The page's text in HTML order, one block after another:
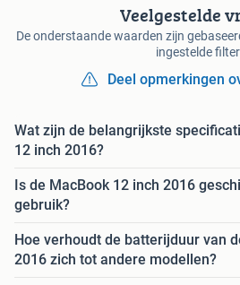
Veelgestelde
De onderstaande waarden zijn
ingestelde
Deel opmerkingen
Wat zijn de belangrijkste
12 inch 2016?
Is de MacBook 12 inch 2016
gebruik?
Hoe verhoudt de batterijduur van
2016 zich tot andere modellen?